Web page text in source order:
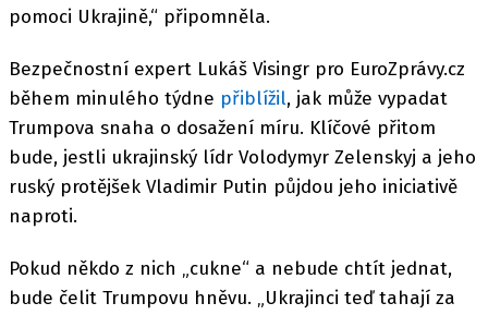
pomoci Ukrajině,“ připomněla.
Bezpečnostní expert Lukáš Visingr pro EuroZprávy.cz
během minulého týdne přiblížil, jak může vypadat
Trumpova snaha o dosažení míru. Klíčové přitom
bude, jestli ukrajinský lídr Volodymyr Zelenskyj a jeho
ruský protějšek Vladimir Putin půjdou jeho iniciativě
naproti.
Pokud někdo z nich „cukne“ a nebude chtít jednat,
bude čelit Trumpovu hněvu. „Ukrajinci teď tahají za